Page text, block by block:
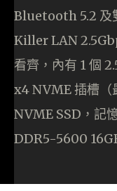
Bluetooth 5.2 及
Killer LAN
看齊，內有 1 個
x4 NVME 插槽（
NVME SSD，記
DDR5-5600